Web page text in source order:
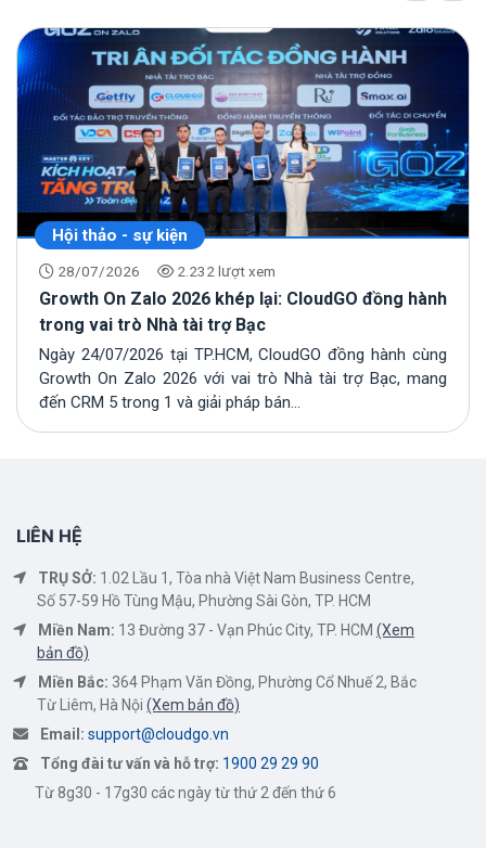
Hội thảo - sự kiện
28/07/2026 2.232 lượt xem
Growth On Zalo 2026 khép lại: CloudGO đồng hành
trong vai trò Nhà tài trợ Bạc
Ngày 24/07/2026 tại TP.HCM, CloudGO đồng hành cùng
Growth On Zalo 2026 với vai trò Nhà tài trợ Bạc, mang
đến CRM 5 trong 1 và giải pháp bán...
LIÊN HỆ
TRỤ SỞ: 1.02 Lầu 1, Tòa nhà Việt Nam Business Centre,
Số 57-59 Hồ Tùng Mậu, Phường Sài Gòn, TP. HCM
Miền Nam: 13 Đường 37 - Vạn Phúc City, TP. HCM (Xem
bản đồ)
Miền Bắc: 364 Phạm Văn Đồng, Phường Cổ Nhuế 2, Bắc
Từ Liêm, Hà Nội(Xem bản đồ)
Email: support@cloudgo.vn
Tổng đài tư vấn và hỗ trợ: 1900 29 29 90
Từ 8g30 - 17g30 các ngày từ thứ 2 đến thứ 6